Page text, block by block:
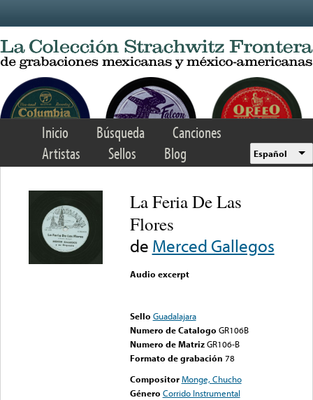
Inicio Búsqueda
Canciones
Artistas
Sellos Blog Español
La Feria De Las
Flores
de Merced Gallegos
Audio excerpt
Sello Guadalajara
Numero de Catalogo GR106B
Numero de Matriz GR106-B
Formato de grabación 78
Compositor Monge, Chucho
Género Corrido Instrumental